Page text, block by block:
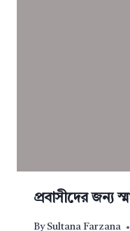
প্রবাসীদের জন্য
By Sultana Farzana